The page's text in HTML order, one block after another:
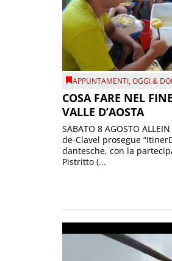
APPUNTAMENTI,OGGI &
COSA FARE NEL
VALLE D’AOSTA
SABATO 8 AGOSTO
de-Clavel prosegue
dantesche, con la
Pistritto (...